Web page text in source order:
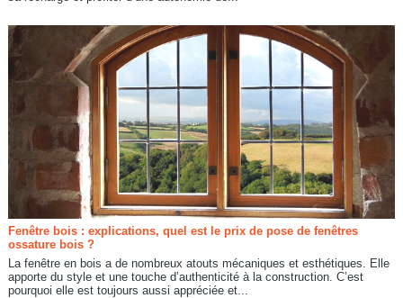
Fenêtre bois : explications, quel est le prix de pose de fenêtres
ossature bois ?
La fenêtre en bois a de nombreux atouts mécaniques et esthétiques. Elle
apporte du style et une touche d’authenticité à la construction. C’est
pourquoi elle est toujours aussi appréciée et...